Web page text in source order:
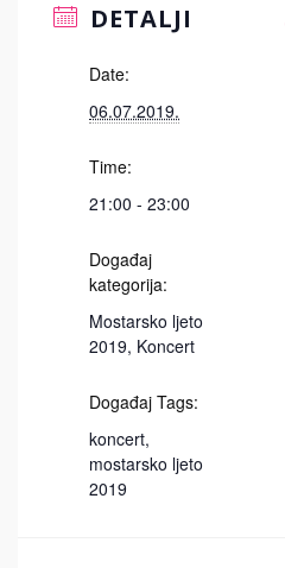
DETALJI
Date:
06.07.2019.
Time:
21:00 - 23:00
Događaj
kategorija:
Mostarsko ljeto
2019, Koncert
Događaj Tags:
koncert,
mostarsko ljeto
2019